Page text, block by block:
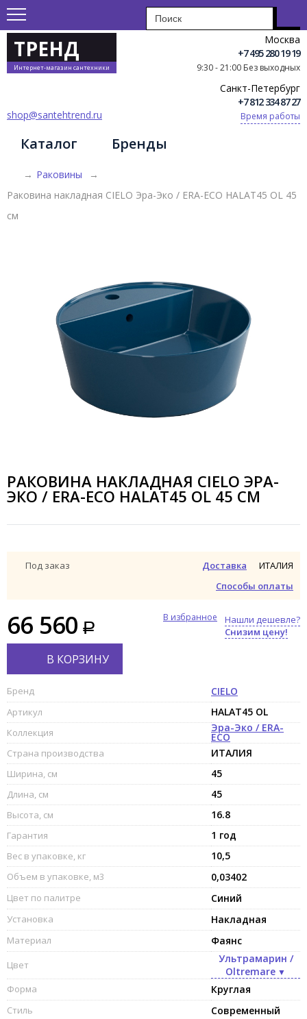
ТРЕНД
Интернет-магазин сантехники
Москва
+7 495 280 19 19
9:30 - 21:00 Без выходных
Санкт-Петербург
+7 812 334 87 27
Время работы
shop@santehtrend.ru
Каталог Бренды
→ Раковины
→
Раковина накладная CIELO Эра-Эко / ERA-ECO HALAT45 OL 45
см
РАКОВИНА НАКЛАДНАЯ CIELO ЭРА-
ЭКО / ERA-ECO HALAT45 OL 45 СМ
Под заказ
Доставка
Способы оплаты
ИТАЛИЯ
66 560
Нашли дешевле?
Снизим цену!
В избранное
В КОРЗИНУ
Бренд CIELO
Артикул HALAT45 OL
Коллекция Эра-Эко / ERA-
ECO
Страна производства ИТАЛИЯ
Ширина, см 45
Длина, см 45
Высота, см 16.8
Гарантия 1 год
Вес в упаковке, кг 10,5
Объем в упаковке, м3 0,03402
Цвет по палитре Синий
Установка Накладная
Материал Фаянс
Цвет
Ультрамарин /
Oltremare
Форма Круглая
Стиль Современный